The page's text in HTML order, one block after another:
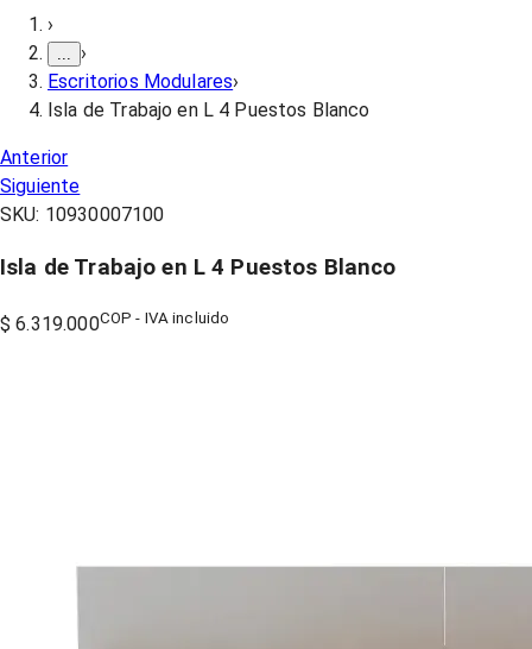
›
›
Escritorios Modulares›
Isla de Trabajo en L 4 Puestos Blanco
Anterior
Siguiente
SKU: 10930007100
Isla de Trabajo en L 4 Puestos Blanco
$ 6.319.000COP - IVA incluido